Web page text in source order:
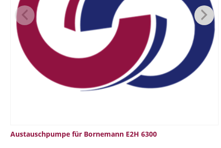
Austauschpumpe für Bornemann E2H 6300